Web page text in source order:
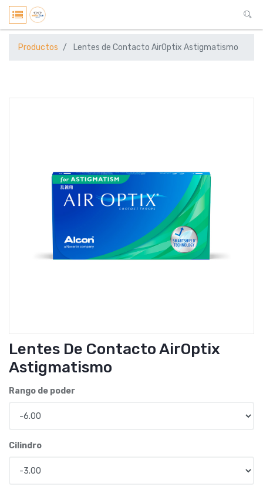
Productos Lentes de Contacto AirOptix Astigmatismo
Lentes De Contacto AirOptix
Astigmatismo
Rango de poder
Cilindro